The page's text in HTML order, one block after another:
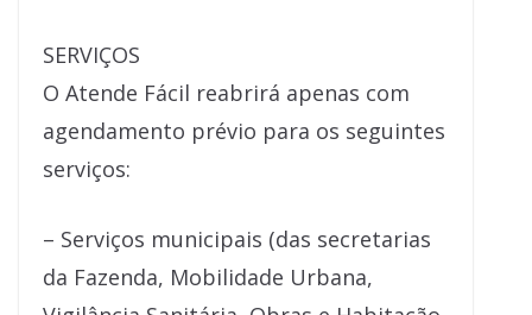
SERVIÇOS
O Atende Fácil reabrirá apenas com
agendamento prévio para os seguintes
serviços:
– Serviços municipais (das secretarias
da Fazenda, Mobilidade Urbana,